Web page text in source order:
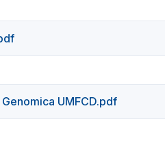
UMFCD.pdf